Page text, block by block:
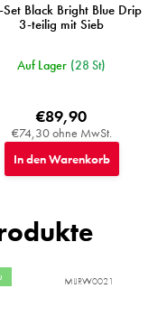
Set Black Bright Blue Drip
3-teilig mit Sieb
Auf Lager (28 St)
€74,30 ohne MwSt.
€89,90
In den Warenkorb
MIJRW0021